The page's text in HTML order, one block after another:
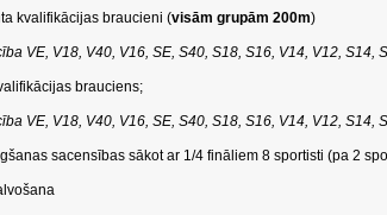
kvalifikācijas braucieni (visām grupām 200m)
VE, V18, V40, V16, SE, S40, S18, S16, V14, V12, S14,
brauciens;
VE, V18, V40, V16, SE, S40, S18, S16, V14, V12, S14,
sacensības sākot ar 1/4 fināliem 8 sportisti (pa 2